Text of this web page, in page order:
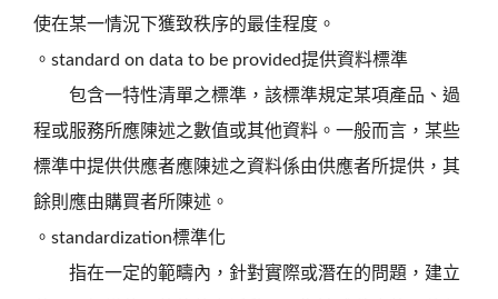
使在某一情況下獲致秩序的最佳程度。
。standard on data to be provided提供資料標準
包含一特性清單之標準，該標準規定某項產品、過
程或服務所應陳述之數值或其他資料。一般而言，某些
標準中提供供應者應陳述之資料係由供應者所提供，其
餘則應由購買者所陳述。
。standardization標準化
指在一定的範疇內，針對實際或潛在的問題，建立